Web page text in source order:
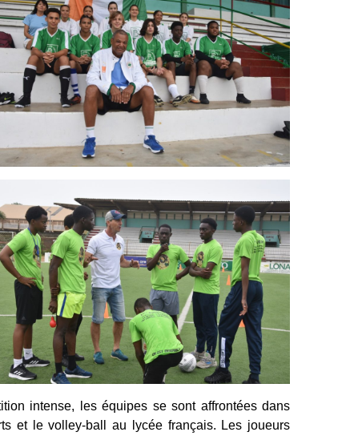
intense, les équipes se sont affrontées dans
et le volley-ball au lycée français. Les joueurs